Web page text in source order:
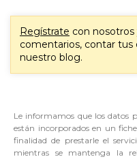
Regístrate con nosotros
comentarios, contar tus
nuestro blog.
Le informamos que los datos
están incorporados en un
finalidad de prestarle el
mientras se mantenga la